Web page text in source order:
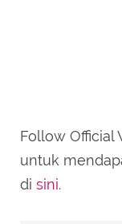
Follow Official
untuk
di sini.